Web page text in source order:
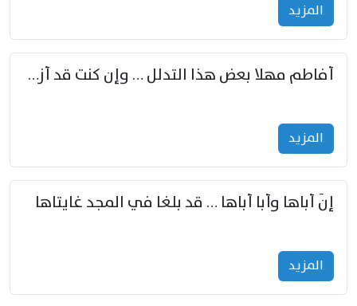
المزید
أفاطم مهلا بعض هذا التدلل … وإن كنت قد أزمعت صرمي فأجملي
المزید
إنّ أباها وأبا أباها … قد بلغا في المجد غايتاها
المزید